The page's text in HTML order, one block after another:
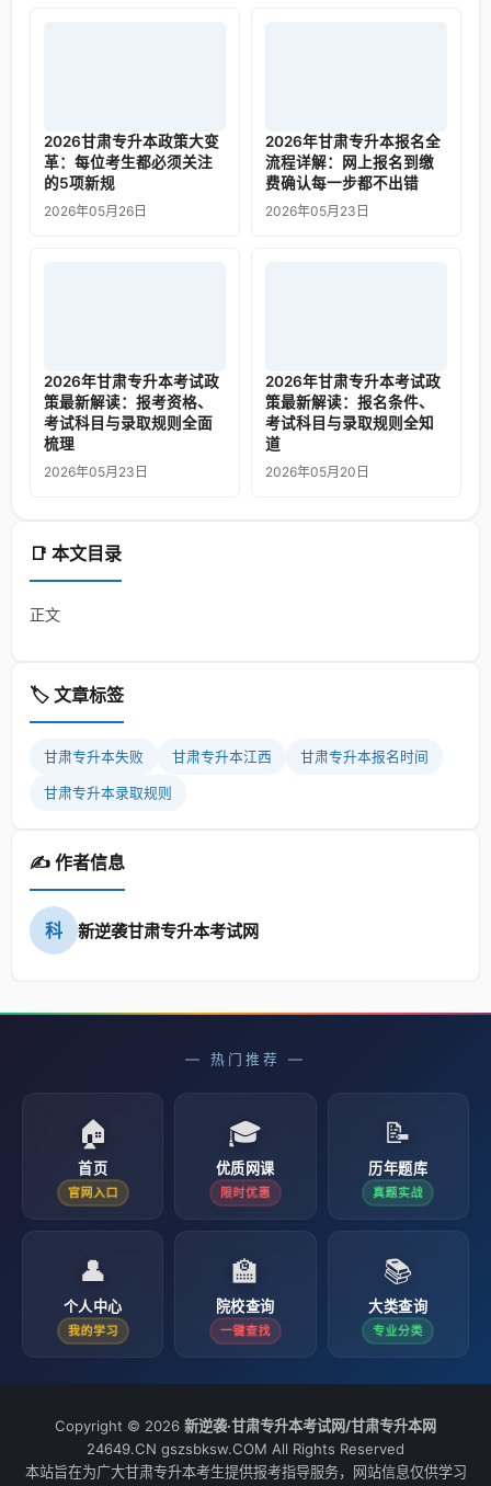
📑 本文目录
正文
🏷️ 文章标签
甘肃专升本失败 甘肃专升本江西 甘肃专升本报名时间
甘肃专升本录取规则
✍️ 作者信息
科 新逆袭甘肃专升本考试网
2026甘肃专升本政策大变
革：每位考生都必须关注
的5项新规
2026年05月26日
2026年甘肃专升本报名全
流程详解：网上报名到缴
费确认每一步都不出错
2026年05月23日
2026年甘肃专升本考试政
策最新解读：报考资格、
考试科目与录取规则全面
梳理
2026年05月23日
2026年甘肃专升本考试政
策最新解读：报名条件、
考试科目与录取规则全知
道
2026年05月20日
— 热门推荐 —
🏠
首页
官网入口
🎓
优质网课
限时优惠
📝
历年题库
真题实战
👤
个人中心
我的学习
🏫
院校查询
一键查找
📚
大类查询
专业分类
Copyright © 2026 新逆袭·甘肃专升本考试网/甘肃专升本网
24649.CN gszsbksw.COM All Rights Reserved
本站旨在为广大甘肃专升本考生提供报考指导服务，网站信息仅供学习